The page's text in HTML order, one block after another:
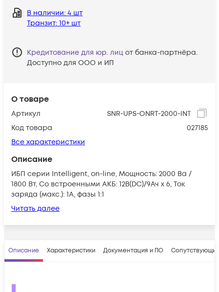
О товаре
Артикул
SNR-UPS-ONRT-2000-INT
Код товара
027185
Все характеристики
Описание
ИБП серии Intelligent, on-line, Мощность: 2000 Ва /
1800 Вт, Со встроенными АКБ: 12В(DC)/9Ач х 6, Ток
заряда (макс.): 1A, фазы 1:1
Читать далее
В наличии: 4 шт
Транзит: 10+ шт
Кредитование для юр. лиц от банка-партнёра.
Доступно для ООО и ИП
Описание Характеристики Документация и ПО